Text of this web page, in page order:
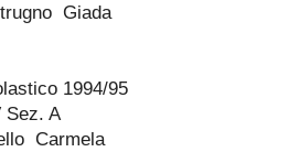
Giada
1994/95
Sez. A
Carmela